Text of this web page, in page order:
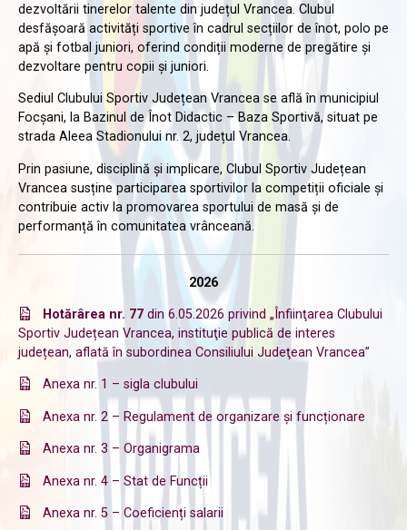
dezvoltării tinerelor talente din județul Vrancea. Clubul
desfășoară activități sportive în cadrul secțiilor de înot, polo pe
apă și fotbal juniori, oferind condiții moderne de pregătire și
dezvoltare pentru copii și juniori.
Sediul Clubului Sportiv Județean Vrancea se află în municipiul
Focșani, la Bazinul de Înot Didactic – Baza Sportivă, situat pe
strada Aleea Stadionului nr. 2, județul Vrancea.
Prin pasiune, disciplină și implicare, Clubul Sportiv Județean
Vrancea susține participarea sportivilor la competiții oficiale și
contribuie activ la promovarea sportului de masă și de
performanță în comunitatea vrânceană.
2026
Hotărârea nr. 77 din 6.05.2026 privind „Înfiinţarea Clubului
Sportiv Județean Vrancea, instituţie publică de interes
județean, aflată în subordinea Consiliului Judeţean Vrancea”
Anexa nr. 1 – sigla clubului
Anexa nr. 2 – Regulament de organizare și funcționare
Anexa nr. 3 – Organigrama
Anexa nr. 4 – Stat de Funcții
Anexa nr. 5 – Coeficienți salarii